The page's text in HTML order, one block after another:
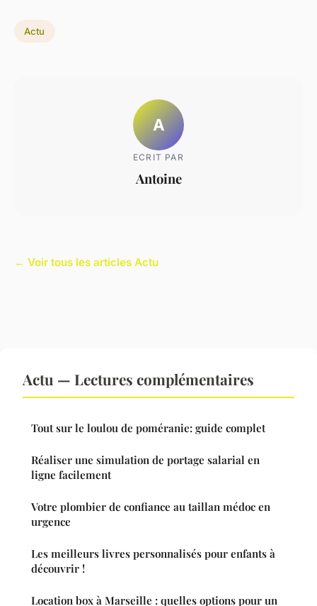
Actu
A
ECRIT PAR
Antoine
← Voir tous les articles Actu
Actu — Lectures complémentaires
Tout sur le loulou de poméranie: guide complet
Réaliser une simulation de portage salarial en
ligne facilement
Votre plombier de confiance au taillan médoc en
urgence
Les meilleurs livres personnalisés pour enfants à
découvrir !
Location box à Marseille : quelles options pour un